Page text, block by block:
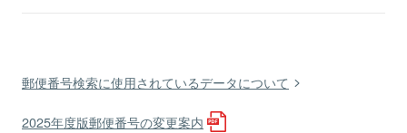
郵便番号検索に使用されているデータについて
2025年度版郵便番号の変更案内